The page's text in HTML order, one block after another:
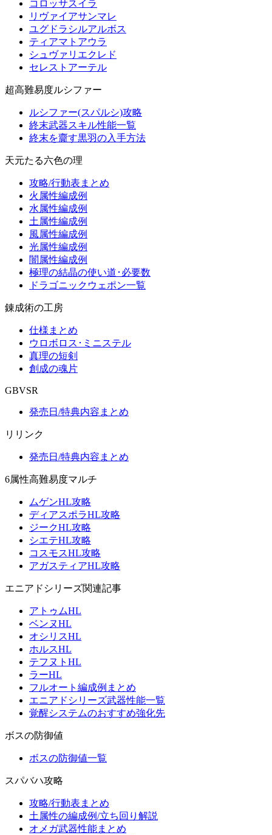
コロッサスイラ
リヴァイアサンマレ
ユグドラシルアルボス
ティアマトアウラ
シュヴァリエクレド
セレストアーテル
超高難易度ルシファー
ルシファー(スパルシ)攻略
終末武器スキル性能一覧
終末を齎す黒羽の入手方法
天元たる六色の理
攻略/行動表まとめ
火属性編成例
水属性編成例
土属性編成例
風属性編成例
光属性編成例
闇属性編成例
極理の結晶の使い道･必要数
ドラゴニックウェポン一覧
錬成術の工房
仕様まとめ
ウロボロス･ミニステル
真理の短剣
創成の魂片
GBVSR
発売日/特典内容まとめ
リリンク
発売日/特典内容まとめ
6属性高難易度マルチ
ムゲンHL攻略
ディアスポラHL攻略
ジークHL攻略
シエテHL攻略
コスモスHL攻略
アガスティアHL攻略
エニアドシリーズ関連記事
アトゥムHL
ベンヌHL
オシリスHL
ホルスHL
テフヌトHL
ラーHL
フルオート編成例まとめ
エニアドシリーズ武器性能一覧
覚醒システムのおすすめ強化先
ボスの防御値
ボスの防御値一覧
スパバハ攻略
攻略/行動表まとめ
土属性の編成例/立ち回り解説
オメガ武器性能まとめ